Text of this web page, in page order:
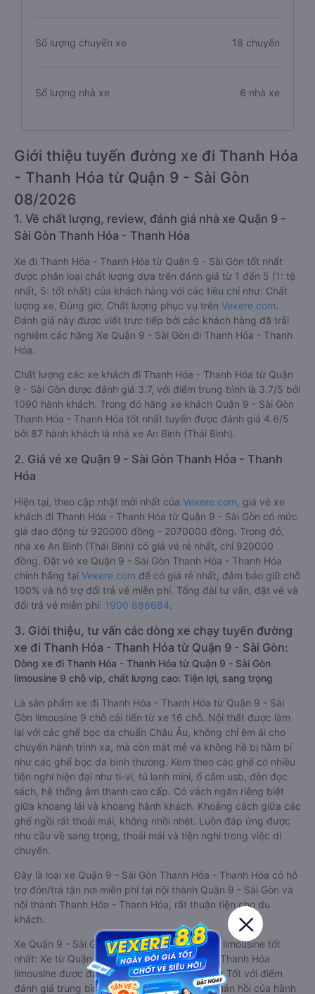
Số lượng chuyến xe 18 chuyến
Số lượng nhà xe 6 nhà xe
Giới thiệu tuyến đường xe đi Thanh Hóa
- Thanh Hóa từ Quận 9 - Sài Gòn
08/2026
1. Về chất lượng, review, đánh giá nhà xe Quận 9 -
Sài Gòn Thanh Hóa - Thanh Hóa
Xe đi Thanh Hóa - Thanh Hóa từ Quận 9 - Sài Gòn tốt nhất
được phân loại chất lượng dựa trên đánh giá từ 1 đến 5 (1: tệ
nhất, 5: tốt nhất) của khách hàng với các tiêu chí như: Chất
lượng xe, Đúng giờ, Chất lượng phục vụ trên Vexere.com.
Đánh giá này được viết trực tiếp bởi các khách hàng đã trải
nghiệm các hãng Xe Quận 9 - Sài Gòn đi Thanh Hóa - Thanh
Hóa.
Chất lượng các xe khách đi Thanh Hóa - Thanh Hóa từ Quận
9 - Sài Gòn được đánh giá 3.7, với điểm trung bình là 3.7/5 bởi
1090 hành khách. Trong đó hãng xe khách Quận 9 - Sài Gòn
Thanh Hóa - Thanh Hóa tốt nhất tuyến được đánh giá 4.6/5
bởi 87 hành khách là nhà xe An Bình (Thái Bình).
2. Giá vé xe Quận 9 - Sài Gòn Thanh Hóa - Thanh
Hóa
Hiện tại, theo cập nhật mới nhất của Vexere.com , giá vé xe
khách đi Thanh Hóa - Thanh Hóa từ Quận 9 - Sài Gòn có mức
giá dao động từ 920000 đồng - 2070000 đồng. Trong đó,
nhà xe An Bình (Thái Bình) có giá vé rẻ nhất, chỉ 920000
đồng. Đặt vé xe Quận 9 - Sài Gòn Thanh Hóa - Thanh Hóa
chính hãng tại Vexere.com để có giá rẻ nhất, đảm bảo giữ chỗ
100% và hỗ trợ đổi trả vé miễn phí. Tổng đài tư vấn, đặt vé và
đổi trả vé miễn phí: 1900 888684.
3. Giới thiệu, tư vấn các dòng xe chạy tuyến đường
xe đi Thanh Hóa - Thanh Hóa từ Quận 9 - Sài Gòn:
Dòng xe đi Thanh Hóa - Thanh Hóa từ Quận 9 - Sài Gòn
limousine 9 chỗ vip, chất lượng cao: Tiện lợi, sang trọng
Là sản phẩm xe đi Thanh Hóa - Thanh Hóa từ Quận 9 - Sài
Gòn limousine 9 chỗ cải tiến từ xe 16 chỗ. Nội thất được làm
lại với các ghế bọc da chuẩn Châu Âu, không chỉ êm ái cho
chuyến hành trình xa, mà còn mát mẻ và không hề bị hầm bí
như các ghế bọc da bình thường. Kèm theo các ghế có nhiều
tiện nghi hiện đại như ti-vi, tủ lạnh mini, ổ cắm usb, đèn đọc
sách, hệ thống âm thanh cao cấp. Có vách ngăn riêng biệt
giữa khoang lái và khoang hành khách. Khoảng cách giữa các
ghế ngồi rất thoải mái, không nhồi nhét. Luôn đáp ứng được
nhu cầu về sang trọng, thoải mái và tiện nghi trong việc di
chuyển.
Đây là loại xe Quận 9 - Sài Gòn Thanh Hóa - Thanh Hóa có hỗ
trợ đón/trả tận nơi miễn phí tại nội thành Quận 9 - Sài Gòn và
nội thành Thanh Hóa - Thanh Hóa, rất thuận tiện cho du
khách.
Xe Quận 9 - Sài Gòn Thanh Hóa - Thanh Hóa limousine tốt
nhất: Xe từ Quận 9 - Sài Gòn đi Thanh Hóa - Thanh Hóa
limousine được đánh giá chung có chất lượng Tốt với điểm
đánh giá trung bình từ 4.5/5 dựa trên 408 phản hồi của hành